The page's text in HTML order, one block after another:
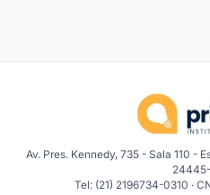
Av. Pres. Kennedy, 735 - Sala 110 -
Tel: (21) 2196734-0310 ·